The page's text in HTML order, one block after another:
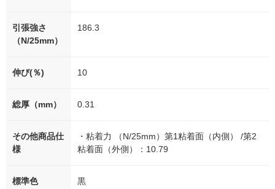
引張強さ
（N/25mm）
186.3
伸び(％) 10
総厚（mm） 0.31
その他商品仕
様
・粘着力 （N/25mm）第1粘着面（内側） /第2
粘着面（外側）：10.79
標準色 黒